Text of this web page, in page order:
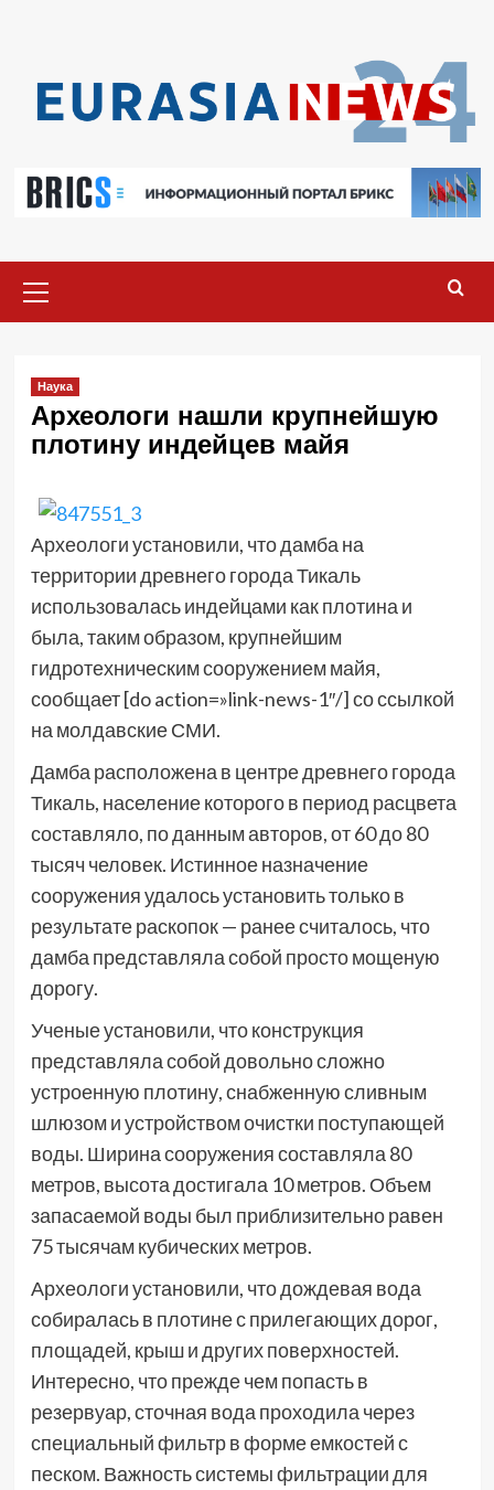
меню
Наука
Археологи нашли крупнейшую
плотину индейцев майя
Археологи установили, что дамба на
территории древнего города Тикаль
использовалась индейцами как плотина и
была, таким образом, крупнейшим
гидротехническим сооружением майя,
сообщает [do action=»link-news-1″/] со ссылкой
на молдавские СМИ.
Дамба расположена в центре древнего города
Тикаль, население которого в период расцвета
составляло, по данным авторов, от 60 до 80
тысяч человек. Истинное назначение
сооружения удалось установить только в
результате раскопок — ранее считалось, что
дамба представляла собой просто мощеную
дорогу.
Ученые установили, что конструкция
представляла собой довольно сложно
устроенную плотину, снабженную сливным
шлюзом и устройством очистки поступающей
воды. Ширина сооружения составляла 80
метров, высота достигала 10 метров. Объем
запасаемой воды был приблизительно равен
75 тысячам кубических метров.
Археологи установили, что дождевая вода
собиралась в плотине с прилегающих дорог,
площадей, крыш и других поверхностей.
Интересно, что прежде чем попасть в
резервуар, сточная вода проходила через
специальный фильтр в форме емкостей с
песком. Важность системы фильтрации для